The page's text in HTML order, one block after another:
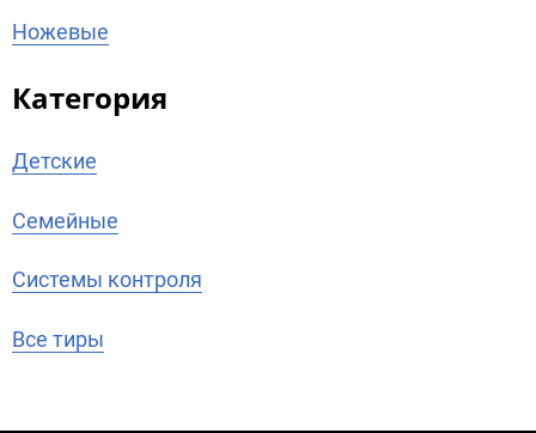
Ножевые
Категория
Детские
Семейные
Системы контроля
Все тиры